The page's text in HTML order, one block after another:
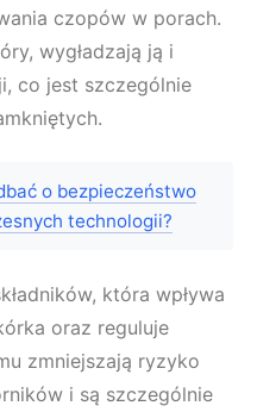
czopów w porach.
wygładzają ją i
co jest szczególnie
o bezpieczeństwo
technologii?
która wpływa
oraz reguluje
zmniejszają ryzyko
i są szczególnie